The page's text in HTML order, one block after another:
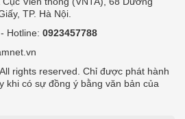
TP. Hà Nội.
- Hotline: 0923457788
rights reserved. Chỉ được phát hành
khi có sự đồng ý bằng văn bản của